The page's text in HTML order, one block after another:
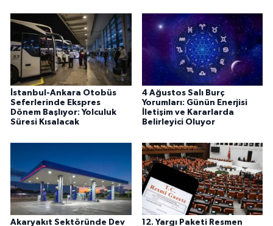
İstanbul-Ankara Otobüs
Seferlerinde Ekspres
Dönem Başlıyor: Yolculuk
Süresi Kısalacak
4 Ağustos Salı Burç
Yorumları: Günün Enerjisi
İletişim ve Kararlarda
Belirleyici Oluyor
Akaryakıt Sektöründe Dev
12. Yargı Paketi Resmen